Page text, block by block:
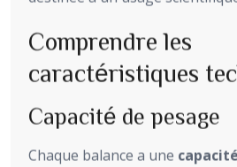
Comprendre les
caractéristiques
Capacité de pesage
Chaque balance a une